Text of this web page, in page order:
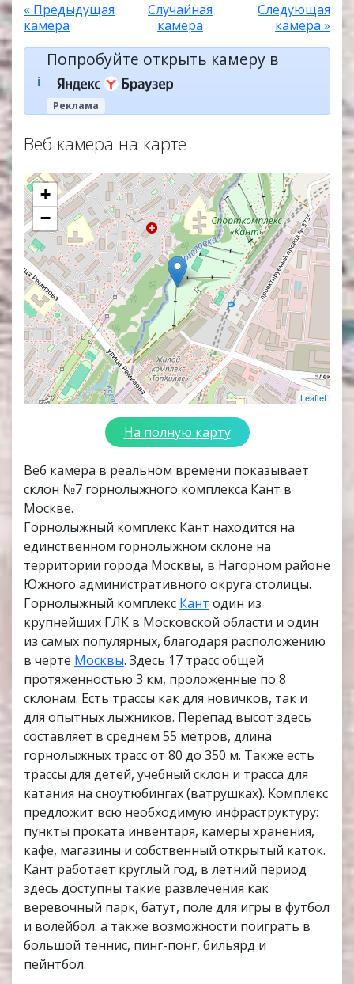
« Предыдущая
камера
Случайная
камера
Следующая
камера »
ℹ️
Попробуйте открыть камеру в
Реклама
Веб камера на карте
+
−
Leaflet
На полную карту
Веб камера в реальном времени показывает
склон №7 горнолыжного комплекса Кант в
Москве.
Горнолыжный комплекс Кант находится на
единственном горнолыжном склоне на
территории города Москвы, в Нагорном районе
Южного административного округа столицы.
Горнолыжный комплекс Кант один из
крупнейших ГЛК в Московской области и один
из самых популярных, благодаря расположению
в черте Москвы. Здесь 17 трасс общей
протяженностью 3 км, проложенные по 8
склонам. Есть трассы как для новичков, так и
для опытных лыжников. Перепад высот здесь
составляет в среднем 55 метров, длина
горнолыжных трасс от 80 до 350 м. Также есть
трассы для детей, учебный склон и трасса для
катания на сноутюбингах (ватрушках). Комплекс
предложит всю необходимую инфраструктуру:
пункты проката инвентаря, камеры хранения,
кафе, магазины и собственный открытый каток.
Кант работает круглый год, в летний период
здесь доступны такие развлечения как
веревочный парк, батут, поле для игры в футбол
и волейбол. а также возможности поиграть в
большой теннис, пинг-понг, бильярд и
пейнтбол.